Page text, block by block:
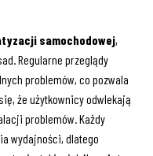
samochodowej,
Regularne przeglądy
problemów, co pozwala
że użytkownicy odwlekają
problemów. Każdy
wydajności, dlatego